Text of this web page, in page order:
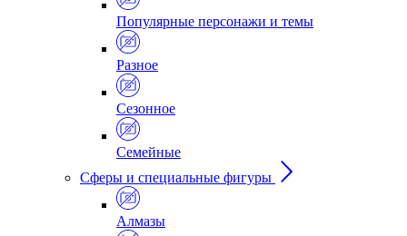
Популярные персонажи и темы
Разное
Сезонное
Семейные
Сферы и специальные фигуры
Алмазы